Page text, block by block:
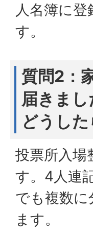
人名簿に
す。
質問2：
届きま
どうし
投票所入場
す。4人連
でも複数
ます。